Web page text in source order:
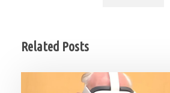
Related Posts